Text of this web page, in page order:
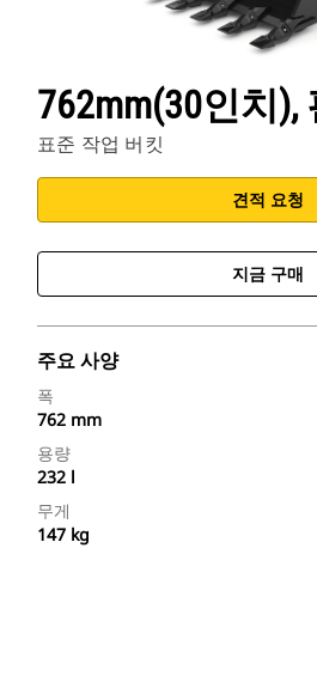
762mm(30인치),
표준 작업 버킷
견적 요청
지금 구매
주요 사양
폭
762 mm
용량
232 l
무게
147 kg